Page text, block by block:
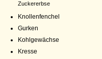
Zuckererbse
Knollenfenchel
Gurken
Kohlgewächse
Kresse